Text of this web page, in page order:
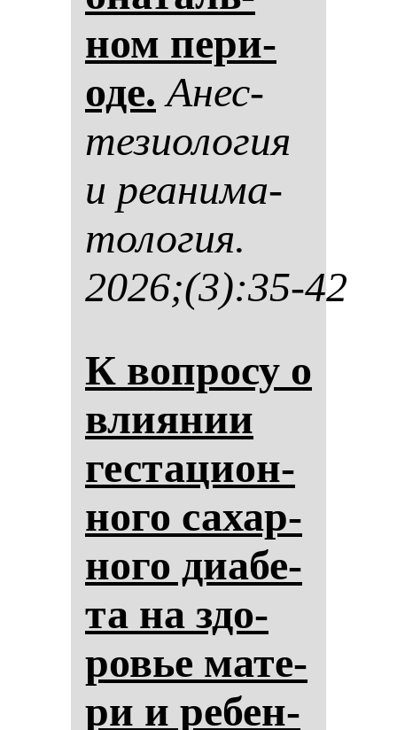
ном пе­ри­
оде. Анес­
те­зи­оло­гия
и ре­ани­ма­
то­ло­гия.
2026;(3):35-42
К воп­ро­су о
вли­янии
гес­та­ци­он­
но­го са­хар­
но­го ди­абе­
та на здо­
ровье ма­те­
ри и ре­бен­